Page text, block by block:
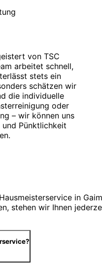
von TSC
arbeitet schnell,
stets ein
schätzen wir
die individuelle
oder
– wir können uns
Pünktlichkeit
in
stehen wir Ihnen